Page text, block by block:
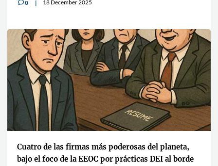
v0 18 December 2025
Cuatro de las firmas más poderosas del planeta,
bajo el foco de la EEOC por prácticas DEI al borde